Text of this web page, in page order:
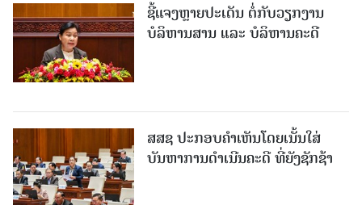
ຊີ້ແຈງຫຼາຍປະເດັນ ຕໍ່ກັບວຽກງານ
ບໍລິຫານສານ ແລະ ບໍລິຫານຄະດີ
ສສຊ ປະກອບຄໍາເຫັນໂດຍເນັ້ນໃສ່
ບັນຫາການດຳເນີນຄະດີ ທີ່ຍັງຊັກຊ້າ